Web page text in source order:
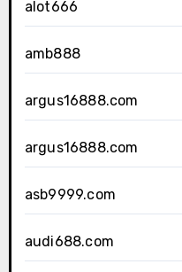
alot666
amb888
argus16888.com
argus16888.com
asb9999.com
audi688.com